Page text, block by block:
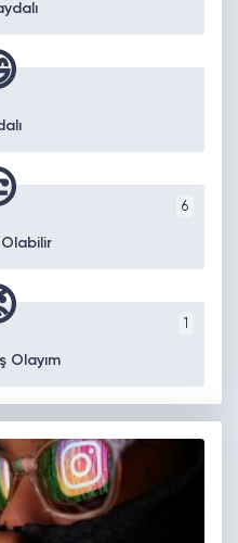
6
Olabilir
1
Olayım